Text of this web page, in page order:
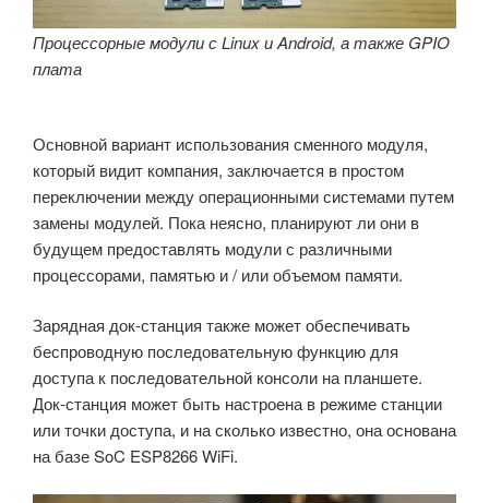
Процессорные модули с Linux и Android, а также GPIO
плата
Основной вариант использования сменного модуля,
который видит компания, заключается в простом
переключении между операционными системами путем
замены модулей. Пока неясно, планируют ли они в
будущем предоставлять модули с различными
процессорами, памятью и / или объемом памяти.
Зарядная док-станция также может обеспечивать
беспроводную последовательную функцию для
доступа к последовательной консоли на планшете.
Док-станция может быть настроена в режиме станции
или точки доступа, и на сколько известно, она основана
на базе SoC ESP8266 WiFi.